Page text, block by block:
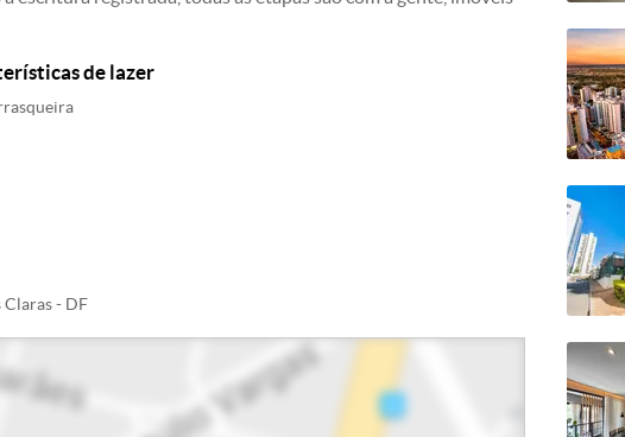
de lazer
Claras - DF